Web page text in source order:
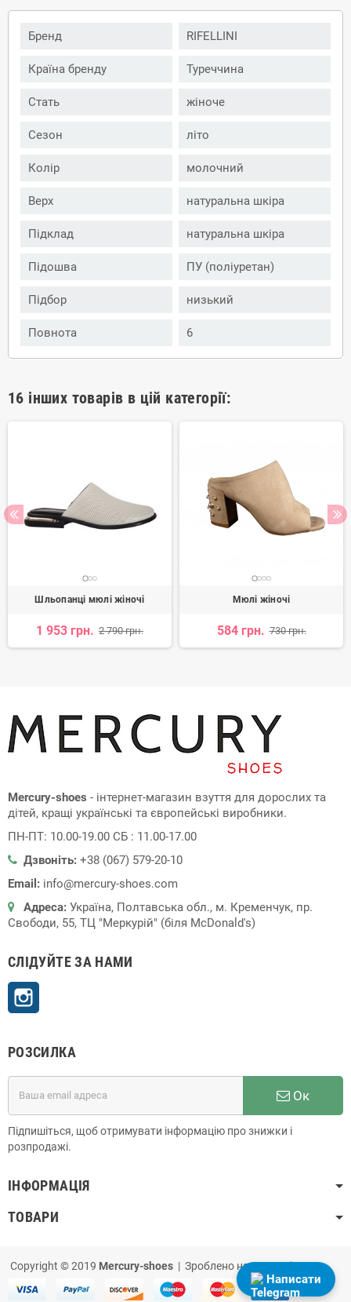
Бренд RIFELLINI
Країна бренду Туреччина
Стать жіноче
Сезон літо
Колір молочний
Верх натуральна шкіра
Підклад натуральна шкіра
Підошва ПУ (поліуретан)
Підбор низький
Повнота 6
16 інших товарів в цій категорії:
Шльопанці мюлі жіночі
1 953 грн. 2 790 грн.
Мюлі жіночі
584 грн. 730 грн.
Mercury-shoes - інтернет-магазин взуття для дорослих та
дітей, кращі українські та європейські виробники.
ПН-ПТ: 10.00-19.00 СБ : 11.00-17.00
Дзвоніть: +38 (067) 579-20-10
Email: info@mercury-shoes.com
Адреса: Україна, Полтавська обл., м. Кременчук, пр.
Свободи, 55, ТЦ "Меркурій" (біля McDonald's)
СЛІДУЙТЕ ЗА НАМИ
РОЗСИЛКА
Ок
Підпишіться, щоб отримувати інформацію про знижки і
розпродажі.
ІНФОРМАЦІЯ
ТОВАРИ
Copyright © 2019 Mercury-shoes | Зроблено наPrestaShop
Написати